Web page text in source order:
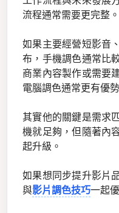
流程通常需要更完整。
如果主要經營短影音
布，手機調色通常比
商業內容製作或需要
電腦調色通常更有優
其實他的關鍵是需求
機就足夠，但隨著內
起升級。
如果想同步提升影片
與影片調色技巧一起